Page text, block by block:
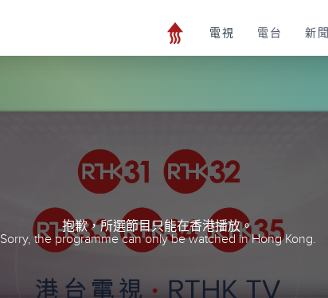
電視 電台 新聞
抱歉，所選節目只能在香港播放。
Sorry, the programme can only be watched in Hong Kong.